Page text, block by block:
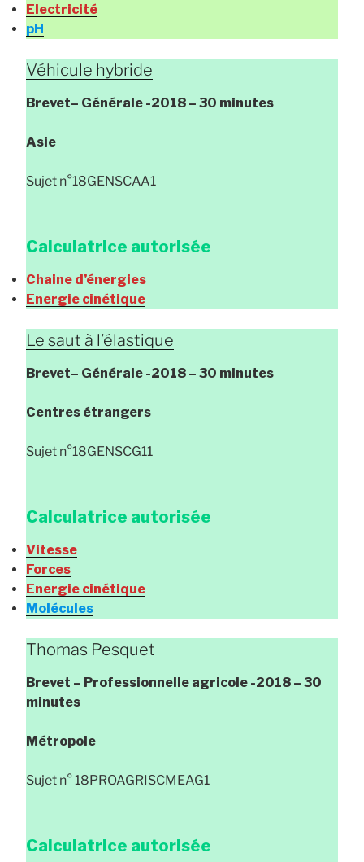
Electricité
pH
Véhicule hybride
Brevet– Générale -2018 – 30 minutes
Asie
Sujet n°18GENSCAA1
Calculatrice autorisée
Chaine d’énergies
Energie cinétique
Le saut à l’élastique
Brevet– Générale -2018 – 30 minutes
Centres étrangers
Sujet n°18GENSCG11
Calculatrice autorisée
Vitesse
Forces
Energie cinétique
Molécules
Thomas Pesquet
Brevet – Professionnelle agricole -2018 – 30
minutes
Métropole
Sujet n° 18PROAGRISCMEAG1
Calculatrice autorisée